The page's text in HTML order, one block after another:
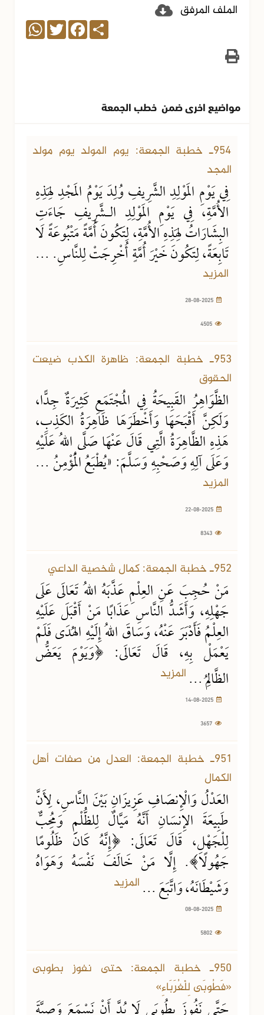
الملف المرفق
Share
Facebook
Twitter
WhatsApp
مواضيع اخرى ضمن خطب الجمعة
954ـ خطبة الجمعة: يوم المولد يوم مولد
المجد
فِي يَوْمِ المَوْلِدِ الشَّرِيفِ وُلِدَ يَوْمُ المَجْدِ لِهَذِهِ
الأُمَّةِ، فِي يَوْمِ المَوْلِدِ الـشَّرِيفِ جَاءَتِ
البِشَارَاتُ لِهَذِهِ الأُمَّةِ، لِتَكُونَ أُمَّةً مَتْبُوعَةً لَا
تَابِعَةً، لِتَكُونَ خَيْرَ أُمَّةٍ أُخْرِجَتْ لِلنَّاسِ. ...
المزيد
953ـ خطبة الجمعة: ظاهرة الكذب ضيعت
الحقوق
الظَّوَاهِرُ القَبِيحَةُ فِي المُجْتَمَعِ كَثِيرَةٌ جِدًّا،
وَلَكِنَّ أَقْبَحَهَا وَأَخْطَرَهَا ظَاهِرَةُ الكَذِبِ،
هَذِهِ الظَّاهِرَةُ الَّتِي قَالَ عَنْهَا صَلَّى اللهُ عَلَيْهِ
وَعَلَى آلِهِ وَصَحْبِهِ وَسَلَّمَ: «يُطْبَعُ الْمُؤْمِنُ ...
المزيد
952ـ خطبة الجمعة: كمال شخصية الداعي
مَنْ حُجِبَ عَنِ العِلْمِ عَذَّبَهُ اللهُ تَعَالَى عَلَى
جَهْلِهِ، وَأَشَدُّ النَّاسِ عَذَابًا مَنْ أَقْبَلَ عَلَيْهِ
العِلْمُ فَأَدْبَرَ عَنْهُ، وَسَاقَ اللهُ إِلَيْهِ الهُدَى فَلَمْ
يَعْمَلْ بِهِ، قَالَ تَعَالَى: ﴿وَيَوْمَ يَعَضُّ
الظَّالِمُ ... المزيد
951ـ خطبة الجمعة: العدل من صفات أهل
الكمال
العَدْلُ وَالْإِنصَافِ عَزِيزَانِ بَيْنَ النَّاسِ، لِأَنَّ
طَبِيعَةَ الإِنسَانِ أَنَّهُ مَيَّالٌ لِلظُّلْمِ وَمُحِبٌّ
لِلْجَهْلِ، قَالَ تَعَالَى: ﴿إِنَّهُ كَانَ ظَلُومًا
جَهُولًا﴾. إِلَّا مَنْ خَالَفَ نَفْسَهُ وَهَوَاهُ
وَشَيْطَانَهُ، وَاتَّبَعَ ... المزيد
950ـ خطبة الجمعة: حتى نفوز بطوبى
«فَطُوبَى لِلْغُرَبَاءِ»